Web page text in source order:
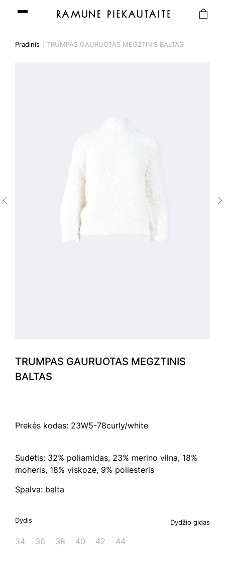
Pradinis TRUMPAS GAURUOTAS MEGZTINIS BALTAS
TRUMPAS GAURUOTAS MEGZTINIS
BALTAS
Prekės kodas: 23W5-78curly/white
Sudėtis: 32% poliamidas, 23% merino vilna, 18%
moheris, 18% viskozė, 9% poliesteris
Spalva: balta
Dydis Dydžio gidas
34 36 38 40 42 44